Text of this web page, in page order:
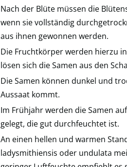
Nach der Blüte müssen die
wenn sie vollständig
aus ihnen gewonnen werden.
Die Fruchtkörper werden hierzu
lösen sich die Samen aus den
Die Samen können dunkel und
Aussaat kommt.
Im Frühjahr werden die Samen
gelegt, die gut durchfeuchtet ist.
An einen hellen und warmen
ladysmithiensis oder undulata